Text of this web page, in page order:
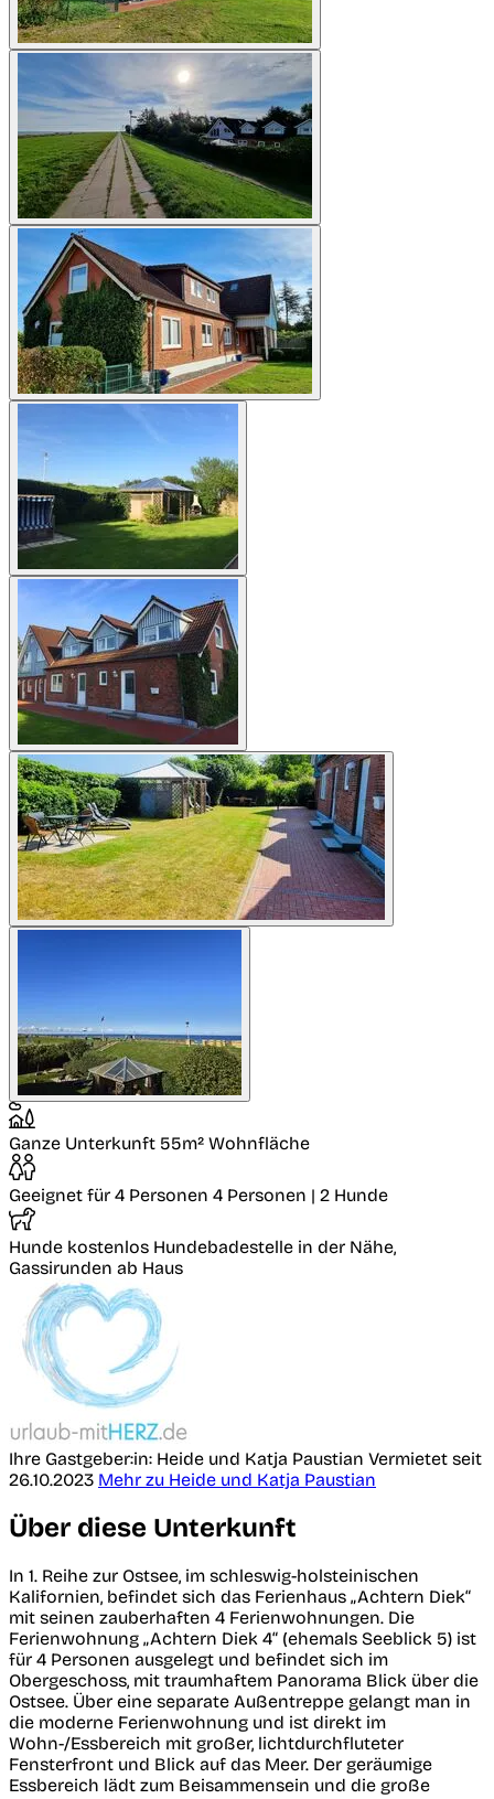
Ganze Unterkunft 55m² Wohnfläche
Geeignet für 4 Personen 4 Personen | 2 Hunde
Hunde kostenlos Hundebadestelle in der Nähe,
Gassirunden ab Haus
Ihre Gastgeber:in: Heide und Katja Paustian Vermietet seit
26.10.2023 Mehr zu Heide und Katja Paustian
Über diese Unterkunft
In 1. Reihe zur Ostsee, im schleswig-holsteinischen
Kalifornien, befindet sich das Ferienhaus „Achtern Diek“
mit seinen zauberhaften 4 Ferienwohnungen. Die
Ferienwohnung „Achtern Diek 4“ (ehemals Seeblick 5) ist
für 4 Personen ausgelegt und befindet sich im
Obergeschoss, mit traumhaftem Panorama Blick über die
Ostsee. Über eine separate Außentreppe gelangt man in
die moderne Ferienwohnung und ist direkt im
Wohn-/Essbereich mit großer, lichtdurchfluteter
Fensterfront und Blick auf das Meer. Der geräumige
Essbereich lädt zum Beisammensein und die große